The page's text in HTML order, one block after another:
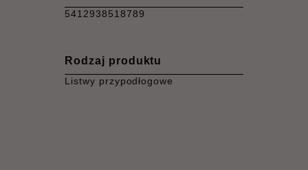
5412938518789
Rodzaj produktu
Listwy przypodłogowe